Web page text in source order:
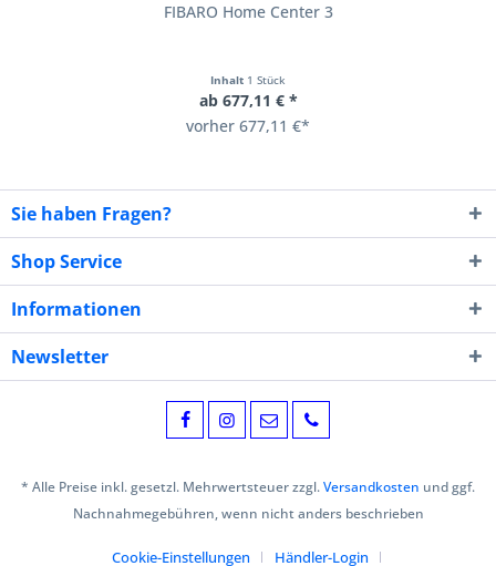
FIBARO Home Center 3
Inhalt 1 Stück
ab 677,11 € *
vorher 677,11 €*
Sie haben Fragen?
Shop Service
Informationen
Newsletter
* Alle Preise inkl. gesetzl. Mehrwertsteuer zzgl.Versandkosten und ggf.
Nachnahmegebühren, wenn nicht anders beschrieben
Cookie-Einstellungen Händler-Login